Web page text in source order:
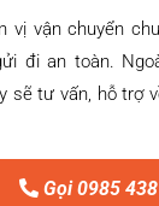
vị vận chuyển
đi an toàn.
sẽ tư vấn, hỗ trợ
Gọi 0985